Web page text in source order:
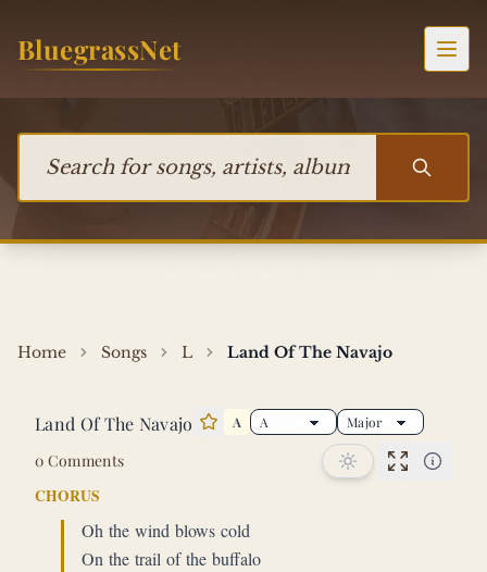
BluegrassNet
Home Songs L Land Of The Navajo
Land Of The Navajo Star this song
A
0 Comments
CHORUS
Oh the wind blows cold
On the trail of the buffalo